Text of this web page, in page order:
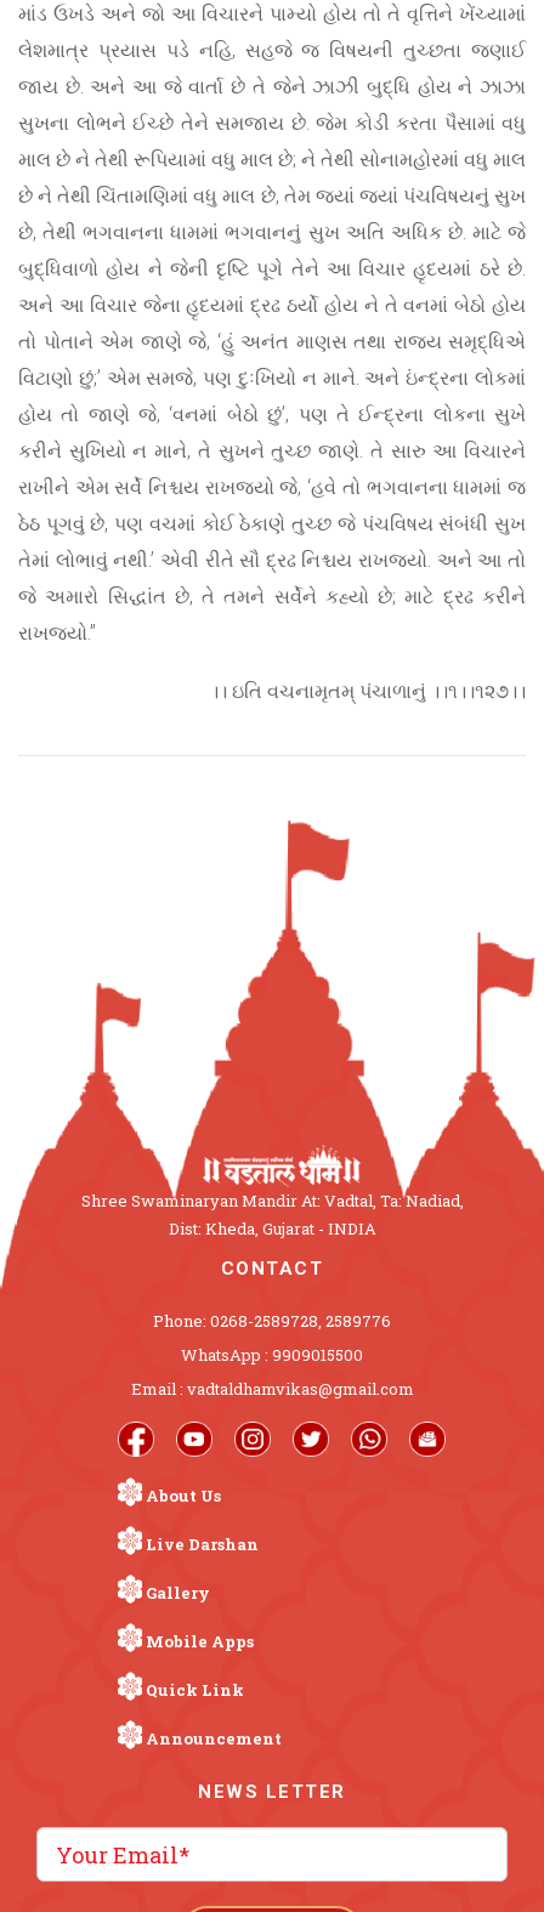
માંડ ઉખડે અને જો આ વિચારને પામ્યો હોય તો તે વૃત્તિને ખેંચ્યામાં
લેશમાત્ર પ્રયાસ પડે નહિ, સહજે જ વિષયની તુચ્છતા જણાઈ
જાય છે. અને આ જે વાર્તા છે તે જેને ઝાઝી બુદ્ધિ હોય ને ઝાઝા
સુખના લોભને ઈચ્છે તેને સમજાય છે. જેમ કોડી કરતા પૈસામાં વધુ
માલ છે ને તેથી રૂપિયામાં વધુ માલ છે; ને તેથી સોનામહોરમાં વધુ માલ
છે ને તેથી ચિંતામણિમાં વધુ માલ છે, તેમ જ્યાં જ્યાં પંચવિષયનું સુખ
છે, તેથી ભગવાનના ધામમાં ભગવાનનું સુખ અતિ અધિક છે. માટે જે
બુદ્ધિવાળો હોય ને જેની દૃષ્ટિ પૂગે તેને આ વિચાર હૃદયમાં ઠરે છે.
અને આ વિચાર જેના હૃદયમાં દ્રઢ ઠર્યો હોય ને તે વનમાં બેઠો હોય
તો પોતાને એમ જાણે જે, ‘હું અનંત માણસ તથા રાજ્ય સમૃદ્ધિએ
વિટાણો છું;’ એમ સમજે, પણ દુઃખિયો ન માને. અને ઇંન્દ્રના લોકમાં
હોય તો જાણે જે, ‘વનમાં બેઠો છું’, પણ તે ઈન્દ્રના લોકના સુખે
કરીને સુખિયો ન માને, તે સુખને તુચ્છ જાણે. તે સારુ આ વિચારને
રાખીને એમ સર્વે નિશ્ચય રાખજ્યો જે, ‘હવે તો ભગવાનના ધામમાં જ
ઠેઠ પૂગવું છે, પણ વચમાં કોઈ ઠેકાણે તુચ્છ જે પંચવિષય સંબંધી સુખ
તેમાં લોભાવું નથી.’ એવી રીતે સૌ દ્રઢ નિશ્ચય રાખજ્યો. અને આ તો
જે અમારો સિદ્ધાંત છે, તે તમને સર્વેને કહ્યો છે; માટે દ્રઢ કરીને
રાખજ્યો.”
।। ઇતિ વચનામૃતમ્ પંચાળાનું ।।૧।।૧૨૭।।
Shree Swaminaryan Mandir At: Vadtal, Ta: Nadiad,
Dist: Kheda, Gujarat - INDIA
CONTACT
Phone: 0268-2589728, 2589776
WhatsApp : 9909015500
Email : vadtaldhamvikas@gmail.com
About Us
Live Darshan
Gallery
Mobile Apps
Quick Link
Announcement
NEWS LETTER